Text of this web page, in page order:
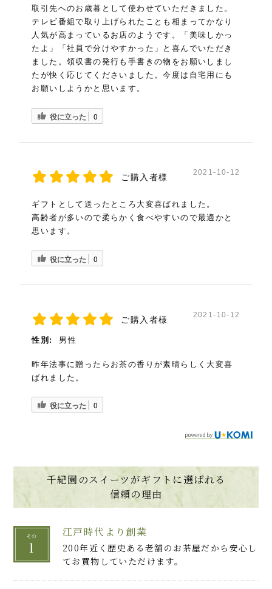
取引先へのお歳暮として使わせていただきました。
テレビ番組で取り上げられたことも相まってかなり
人気が高まっているお店のようです。「美味しかっ
たよ」「社員で分けやすかった」と喜んでいただき
ました。領収書の発行も手書きの物をお願いしまし
たが快く応じてくださいました。今度は自宅用にも
お願いしようかと思います。
役に立った 0
ご購入者様 2021-10-12
ギフトとして送ったところ大変喜ばれました。
高齢者が多いので柔らかく食べやすいので最適かと
思います。
役に立った 0
ご購入者様 2021-10-12
性別: 男性
昨年法事に贈ったらお茶の香りが素晴らしく大変喜
ばれました。
役に立った 0
千紀園のスイーツがギフトに選ばれる
信頼の理由
江戸時代より創業
200年近く歴史ある老舗のお茶屋だから安心し
てお買物していただけます。